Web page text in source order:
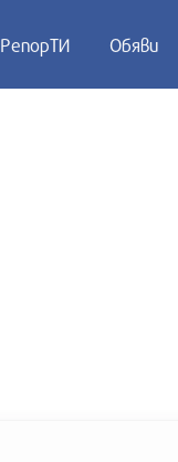
РепорТИ Обяви